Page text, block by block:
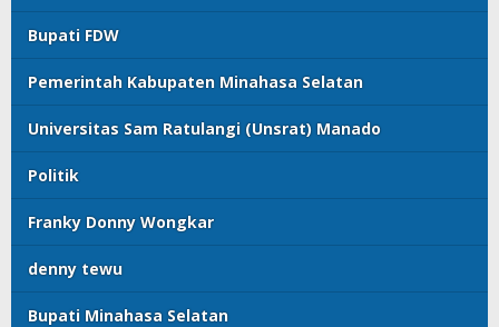
Bupati FDW
Pemerintah Kabupaten Minahasa Selatan
Universitas Sam Ratulangi (Unsrat) Manado
Politik
Franky Donny Wongkar
denny tewu
Bupati Minahasa Selatan